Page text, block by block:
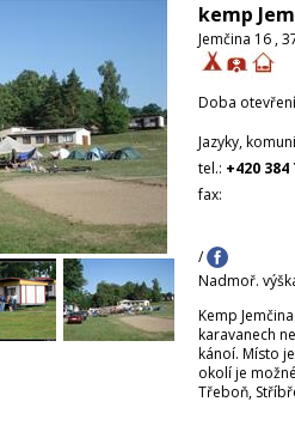
kemp
Jemčina 16 ,
Doba
Jazyky,
tel.: +420 384
fax:
/
Nadmoř.
Kemp
karavanech
kánoí. Místo
okolí je
Třeboň,